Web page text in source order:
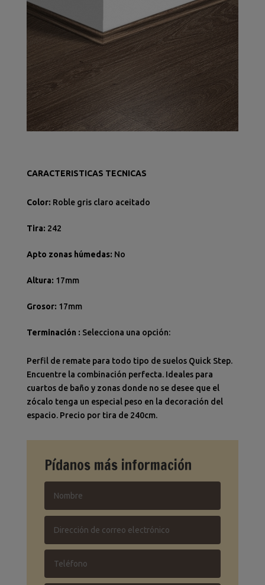
CARACTERISTICAS TECNICAS
Color: Roble gris claro aceitado
Tira: 242
Apto zonas húmedas: No
Altura: 17mm
Grosor: 17mm
Terminación : Selecciona una opción:
Perfil de remate para todo tipo de suelos Quick Step.
Encuentre la combinación perfecta. Ideales para
cuartos de baño y zonas donde no se desee que el
zócalo tenga un especial peso en la decoración del
espacio. Precio por tira de 240cm.
Pídanos más información